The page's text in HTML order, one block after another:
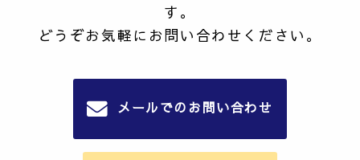
す。
どうぞお気軽にお問い合わせください。
メールでのお問い合わせ